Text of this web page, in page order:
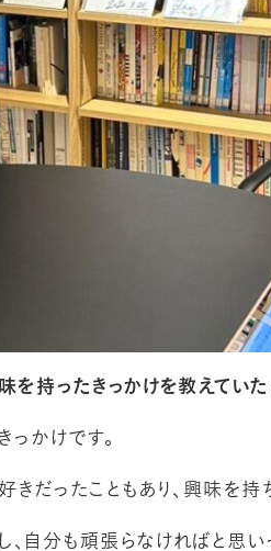
を持ったきっかけを教えてい
っかけです。
だったこともあり、興味を持
自分も頑張らなければと思い